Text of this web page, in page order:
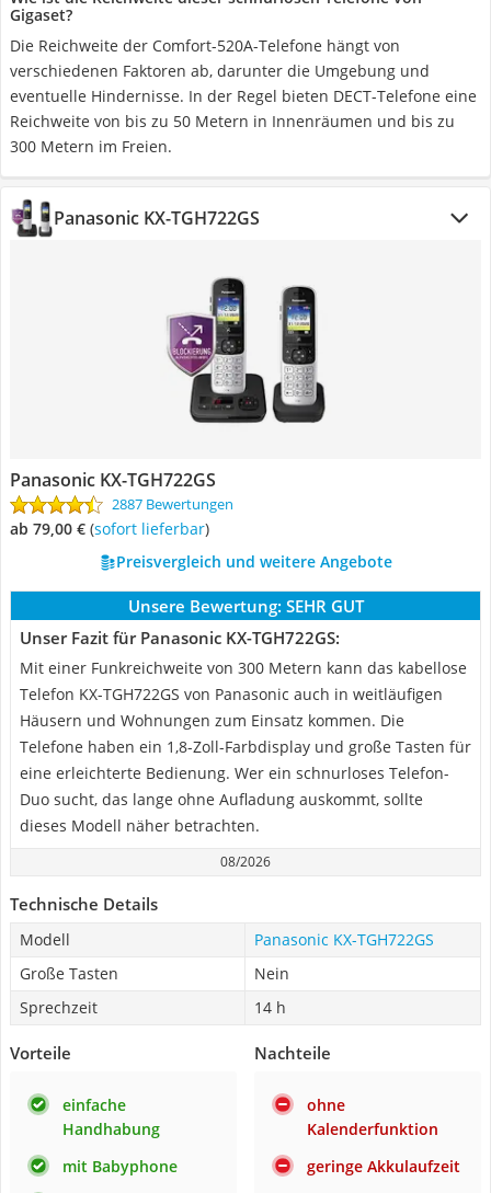
Gigaset?
Die Reichweite der Comfort-520A-Telefone hängt von
verschiedenen Faktoren ab, darunter die Umgebung und
eventuelle Hindernisse. In der Regel bieten DECT-Telefone eine
Reichweite von bis zu 50 Metern in Innenräumen und bis zu
300 Metern im Freien.
Panasonic KX-TGH722GS
Panasonic KX-TGH722GS
2887 Bewertungen
ab 79,00 € ( Sofort lieferbar)
Preisvergleich und weitere Angebote
Unsere Bewertung: SEHR GUT
Unser Fazit für Panasonic KX-TGH722GS:
Mit einer Funkreichweite von 300 Metern kann das kabellose
Telefon KX-TGH722GS von Panasonic auch in weitläufigen
Häusern und Wohnungen zum Einsatz kommen. Die
Telefone haben ein 1,8-Zoll-Farbdisplay und große Tasten für
eine erleichterte Bedienung. Wer ein schnurloses Telefon-
Duo sucht, das lange ohne Aufladung auskommt, sollte
dieses Modell näher betrachten.
08/2026
Technische Details
Modell
Panasonic KX-TGH722GS
Große Tasten
Nein
Sprechzeit
14 h
Vorteile
einfache
Handhabung
mit Babyphone
Nachteile
ohne
Kalenderfunktion
geringe Akkulaufzeit